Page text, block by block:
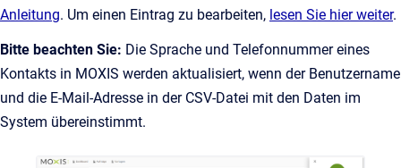
Anleitung. Um einen Eintrag zu bearbeiten, lesen Sie hier weiter.
Bitte beachten Sie: Die Sprache und Telefonnummer eines
Kontakts in MOXIS werden aktualisiert, wenn der Benutzername
und die E-Mail-Adresse in der CSV-Datei mit den Daten im
System übereinstimmt.